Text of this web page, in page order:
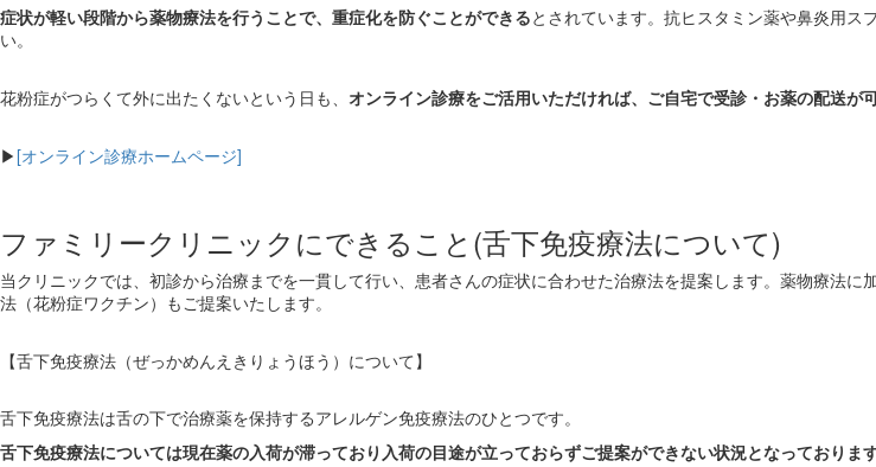
症状が軽い段階から薬物療法を行うことで、重症化を防ぐことができるとされています。抗ヒスタミン薬や鼻炎用ス
い。
花粉症がつらくて外に出たくないという日も、 オンライン診療をご活用いただければ、ご自宅で受診・お薬の配送が
▶ [オンライン診療ホームページ]
ファミリークリニックにできること(舌下免疫療法について)
当クリニックでは、初診から治療までを一貫して行い、患者さんの症状に合わせた治療法を提案します。薬物療法
法（花粉症ワクチン）もご提案いたします。
【舌下免疫療法（ぜっかめんえきりょうほう）について】
舌下免疫療法は舌の下で治療薬を保持するアレルゲン免疫療法のひとつです。
舌下免疫療法については現在薬の入荷が滞っており入荷の目途が立っておらずご提案ができない状況となっており